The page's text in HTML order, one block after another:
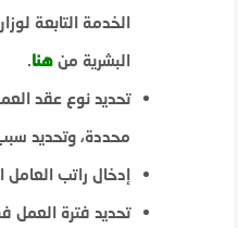
الخدمة التابعة
البشرية منهنا.
تحديد نوع عقد
محددة، وتحديد
إدخال راتب
تحديد فترة العمل